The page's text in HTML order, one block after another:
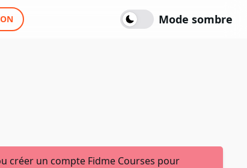
Mode sombre
créer un compte Fidme Courses pour